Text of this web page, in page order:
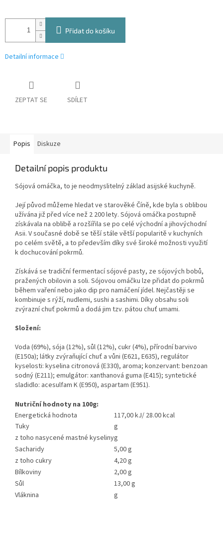
Přidat do košíku
Detailní informace
ZEPTAT SE SDÍLET
Popis Diskuze
Detailní popis produktu
Sójová omáčka, to je neodmyslitelný základ asijské kuchyně.
Její původ můžeme hledat ve starověké Číně, kde byla s oblibou
užívána již před více než 2 200 lety. Sójová omáčka postupně
získávala na oblibě a rozšířila se po celé východní a jihovýchodní
Asii. V současné době se těší stále větší popularitě v kuchyních
po celém světě, a to především díky své široké možnosti využití
k dochucování pokrmů.
Získává se tradiční fermentací sójové pasty, ze sójových bobů,
pražených obilovin a soli. Sójovou omáčku lze přidat do pokrmů
během vaření nebo jako dip pro namáčení jídel. Nejčastěji se
kombinuje s rýží, nudlemi, sushi a sashimi. Díky obsahu soli
zvýrazní chuť pokrmů a dodá jim tzv. pátou chuť umami.
Složení:
Voda (69%), sója (12%), sůl (12%), cukr (4%), přírodní barvivo
(E150a); látky zvýraňující chuť a vůni (E621, E635), regulátor
kyselosti: kyselina citronová (E330), aroma; konzervant: benzoan
sodný (E211); emulgátor: xanthanová guma (E415); syntetické
sladidlo: acesulfam K (E950), aspartam (E951).
Nutriční hodnoty na 100g:
Energetická hodnota
117,00 kJ/ 28.00 kcal
Tuky
g
z toho nasycené mastné kyselinyg
Sacharidy
5,00 g
z toho cukry
4,20 g
Bílkoviny
2,00 g
Sůl
13,00 g
Vláknina
g